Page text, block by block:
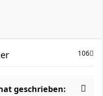
106
geschrieben: